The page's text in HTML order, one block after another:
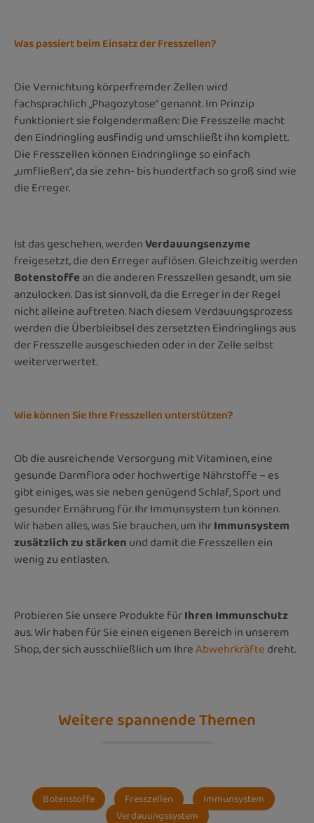
Was passiert beim Einsatz der Fresszellen?
Die Vernichtung körperfremder Zellen wird
fachsprachlich „Phagozytose“ genannt. Im Prinzip
funktioniert sie folgendermaßen: Die Fresszelle macht
den Eindringling ausfindig und umschließt ihn komplett.
Die Fresszellen können Eindringlinge so einfach
„umfließen“, da sie zehn- bis hundertfach so groß sind wie
die Erreger.
Ist das geschehen, werdenVerdauungsenzyme
freigesetzt, die den Erreger auflösen. Gleichzeitig werden
Botenstoffean die anderen Fresszellen gesandt, um sie
anzulocken. Das ist sinnvoll, da die Erreger in der Regel
nicht alleine auftreten. Nach diesem Verdauungsprozess
werden die Überbleibsel des zersetzten Eindringlings aus
der Fresszelle ausgeschieden oder in der Zelle selbst
weiterverwertet.
Wie können Sie Ihre Fresszellen unterstützen?
Ob die ausreichende Versorgung mit Vitaminen, eine
gesunde Darmflora oder hochwertige Nährstoffe – es
gibt einiges, was sie neben genügend Schlaf, Sport und
gesunder Ernährung für Ihr Immunsystem tun können.
Wir haben alles, was Sie brauchen, um IhrImmunsystem
zusätzlich zu stärkenund damit die Fresszellen ein
wenig zu entlasten.
Probieren Sie unsere Produkte fürIhren Immunschutz
aus. Wir haben für Sie einen eigenen Bereich in unserem
Shop, der sich ausschließlich um IhreAbwehrkräftedreht.
Weitere spannende Themen
Botenstoffe Fresszellen
Immunsystem
Verdauungssystem